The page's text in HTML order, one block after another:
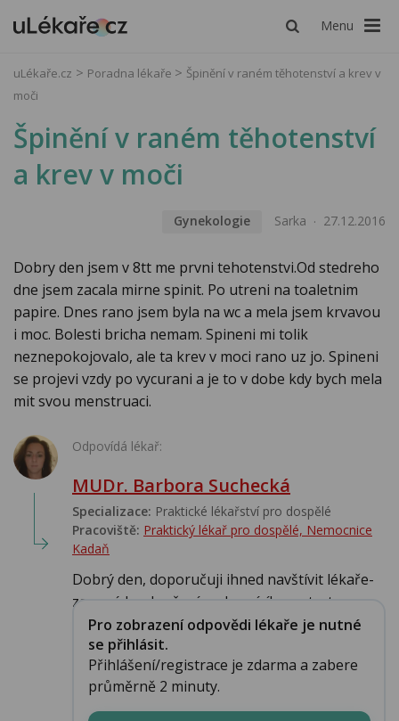
Menu
uLékaře.cz Poradna lékaře
Špinění v raném těhotenství a krev v
moči
Špinění v raném těhotenství
a krev v moči
Gynekologie Sarka 27.12.2016
Dobry den jsem v 8tt me prvni tehotenstvi.Od stedreho
dne jsem zacala mirne spinit. Po utreni na toaletnim
papire. Dnes rano jsem byla na wc a mela jsem krvavou
i moc. Bolesti bricha nemam. Spineni mi tolik
neznepokojovalo, ale ta krev v moci rano uz jo. Spineni
se projevi vzdy po vycurani a je to v dobe kdy bych mela
mit svou menstruaci.
Odpovídá lékař:
MUDr. Barbora Suchecká
Specializace: Praktické lékařství pro dospělé
Pracoviště: Praktický lékař pro dospělé, Nemocnice
Kadaň
Dobrý den, doporučuji ihned navštívit lékaře-
za prvé k vyloučení ev. hrozícího potratu a...
Pro zobrazení odpovědi lékaře je nutné
se přihlásit.
Přihlášení/registrace je zdarma a zabere
průměrně 2 minuty.